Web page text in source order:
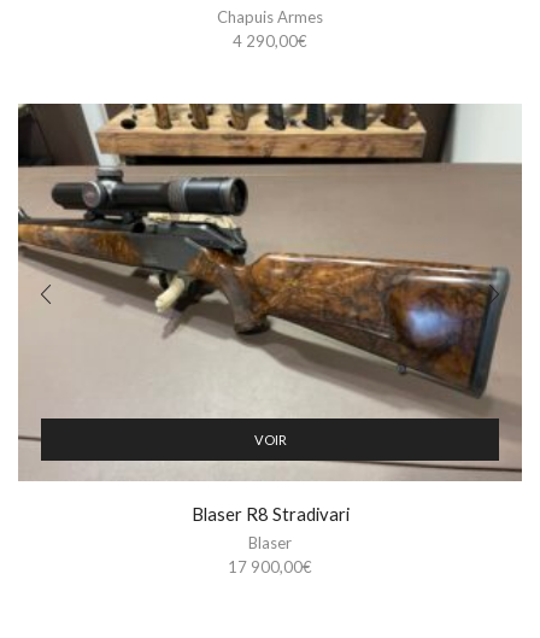
Chapuis Armes
4 290,00€
VOIR
Blaser R8 Stradivari
Blaser
17 900,00€